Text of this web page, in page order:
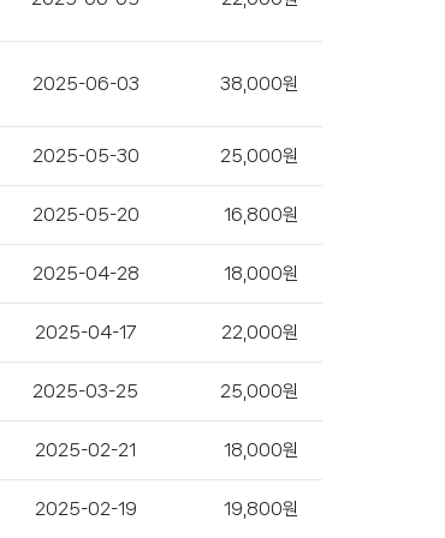
2025-06-03 38,000원
2025-05-30 25,000원
2025-05-20 16,800원
2025-04-28 18,000원
2025-04-17 22,000원
2025-03-25 25,000원
2025-02-21 18,000원
2025-02-19 19,800원